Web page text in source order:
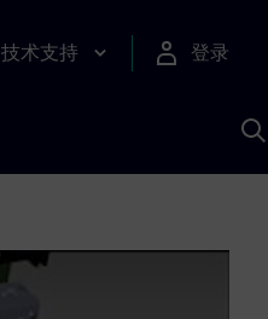
技术支持 登录